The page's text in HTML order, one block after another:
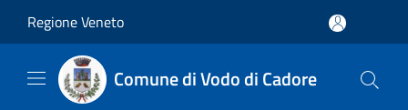
Regione Veneto
Comune di Vodo di Cadore